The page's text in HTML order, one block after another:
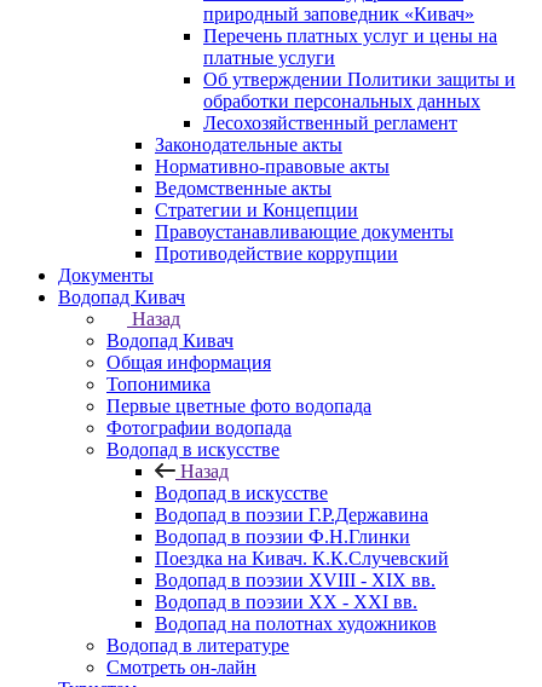
природный заповедник «Кивач»
Перечень платных услуг и цены на
платные услуги
Об утверждении Политики защиты и
обработки персональных данных
Лесохозяйственный регламент
Законодательные акты
Нормативно-правовые акты
Ведомственные акты
Стратегии и Концепции
Правоустанавливающие документы
Противодействие коррупции
Документы
Водопад Кивач
Назад
Водопад Кивач
Общая информация
Топонимика
Первые цветные фото водопада
Фотографии водопада
Водопад в искусстве
Назад
Водопад в искусстве
Водопад в поэзии Г.Р.Державина
Водопад в поэзии Ф.Н.Глинки
Поездка на Кивач. К.К.Случевский
Водопад в поэзии XVIII - XIX вв.
Водопад в поэзии XX - XXI вв.
Водопад на полотнах художников
Водопад в литературе
Смотреть он-лайн